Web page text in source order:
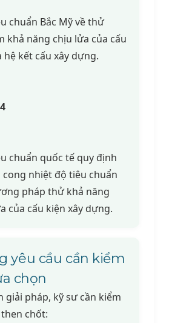
chuẩn Bắc Mỹ về thử
khả năng chịu lửa của cấu
hệ kết cấu xây dựng.
chuẩn quốc tế quy định
nhiệt độ tiêu chuẩn
pháp thử khả năng
của cấu kiện xây dựng.
yêu cầu cần kiểm
chọn
giải pháp, kỹ sư cần kiểm
chốt: